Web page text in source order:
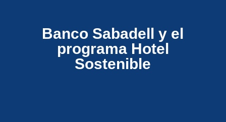
Banco Sabadell y el
programa Hotel
Sostenible